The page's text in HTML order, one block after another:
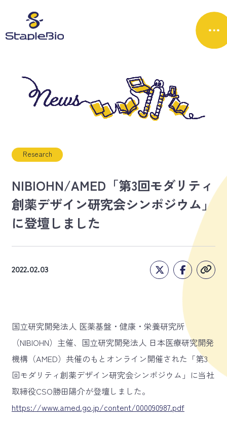
Research
NIBIOHN/AMED「第3回モダリティ
創薬デザイン研究会シンポジウム」
に登壇しました
2022.02.03
国立研究開発法人 医薬基盤・健康・栄養研究所
（NIBIOHN）主催、国立研究開発法人 日本医療研究開発
機構（AMED）共催のもとオンライン開催された「第3
回モダリティ創薬デザイン研究会シンポジウム」に当社
取締役CSO勝田陽介が登壇しました。
https://www.amed.go.jp/content/000090987.pdf